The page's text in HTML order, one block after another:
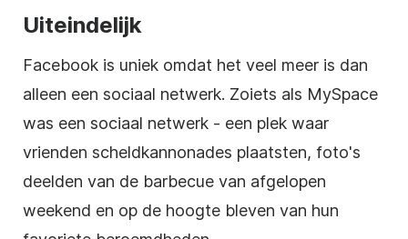
Uiteindelijk
Facebook is uniek omdat het veel meer is dan
alleen een sociaal netwerk. Zoiets als MySpace
was een sociaal netwerk - een plek waar
vrienden scheldkannonades plaatsten, foto's
deelden van de barbecue van afgelopen
weekend en op de hoogte bleven van hun